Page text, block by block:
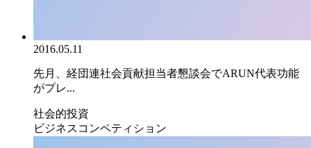
2016.05.11
先月、経団連社会貢献担当者懇談会でARUN代表功能
がプレ...
社会的投資
ビジネスコンペティション